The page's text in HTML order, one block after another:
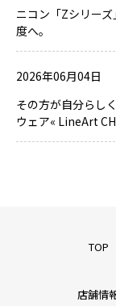
ニコン「Zシリー
度へ。
2026年06月04日
その方が自分らし
ウェア« LineArt
TOP
店舗情